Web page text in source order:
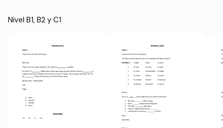
Nivel B1, B2 y C1